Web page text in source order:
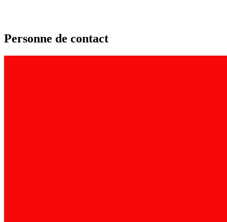
Personne de contact